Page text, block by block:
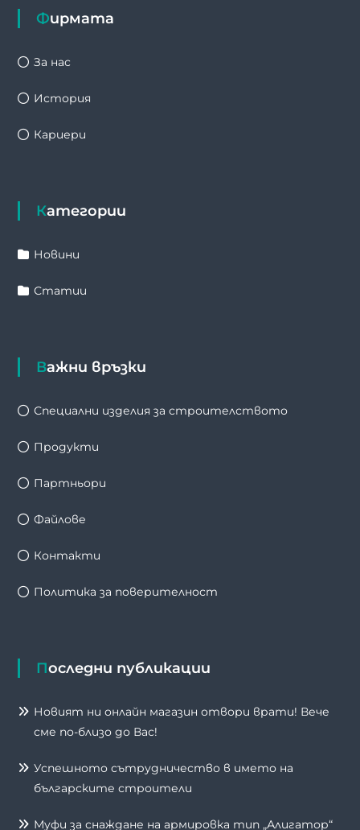
Фирмата
За нас
История
Кариери
Категории
Новини
Статии
Важни връзки
Специални изделия за строителството
Продукти
Партньори
Файлове
Контакти
Политика за поверителност
Последни публикации
Новият ни онлайн магазин отвори врати! Вече
сме по-близо до Вас!
Успешното сътрудничество в името на
българските строители
Муфи за снаждане на армировка тип „Алигатор“